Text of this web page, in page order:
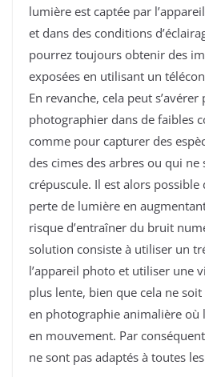
lumière est captée par
et dans des conditions
pourrez toujours obtenir des
exposées en utilisant un
En revanche, cela peut
photographier dans de faibles
comme pour capturer des
des cimes des arbres ou qui ne
crépuscule. Il est alors possible
perte de lumière en
risque d’entraîner du bruit
solution consiste à utiliser un
l’appareil photo et utiliser une
plus lente, bien que cela ne
en photographie animalière où
en mouvement. Par
ne sont pas adaptés à toutes